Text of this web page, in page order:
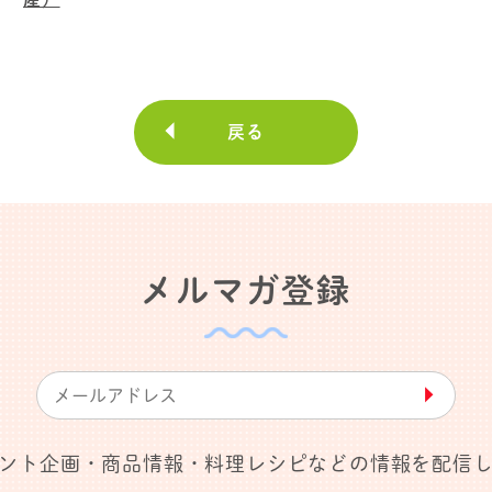
戻る
メルマガ登録
▶︎
ト企画・商品情報・料理レシピなどの情報を配信